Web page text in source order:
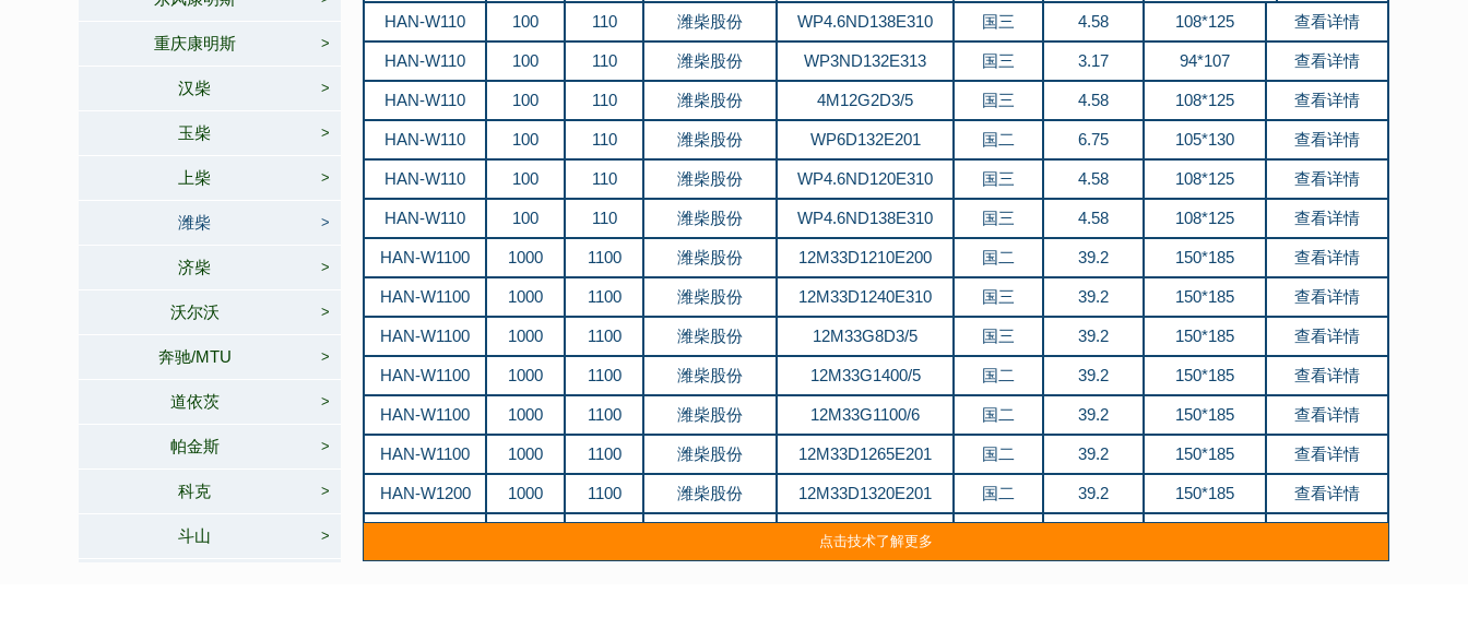
重庆康明斯 >
汉柴 >
玉柴 >
上柴 >
潍柴 >
济柴 >
沃尔沃 >
奔驰/MTU >
道依茨 >
帕金斯 >
科克 >
斗山 >
HAN-W110 100 110 潍柴股份 WP4.6ND138E310 国三 4.58 108*125 查看详情
HAN-W110 100 110 潍柴股份 WP3ND132E313 国三 3.17 94*107 查看详情
HAN-W110 100 110 潍柴股份 4M12G2D3/5 国三 4.58 108*125 查看详情
HAN-W110 100 110 潍柴股份 WP6D132E201 国二 6.75 105*130 查看详情
HAN-W110 100 110 潍柴股份 WP4.6ND120E310 国三 4.58 108*125 查看详情
HAN-W110 100 110 潍柴股份 WP4.6ND138E310 国三 4.58 108*125 查看详情
HAN-W1100 1000 1100 潍柴股份 12M33D1210E200 国二 39.2 150*185 查看详情
HAN-W1100 1000 1100 潍柴股份 12M33D1240E310 国三 39.2 150*185 查看详情
HAN-W1100 1000 1100 潍柴股份 12M33G8D3/5 国三 39.2 150*185 查看详情
HAN-W1100 1000 1100 潍柴股份 12M33G1400/5 国二 39.2 150*185 查看详情
HAN-W1100 1000 1100 潍柴股份 12M33G1100/6 国二 39.2 150*185 查看详情
HAN-W1100 1000 1100 潍柴股份 12M33D1265E201 国二 39.2 150*185 查看详情
HAN-W1200 1000 1100 潍柴股份 12M33D1320E201 国二 39.2 150*185 查看详情
12M33D1240E310
点击技术了解更多